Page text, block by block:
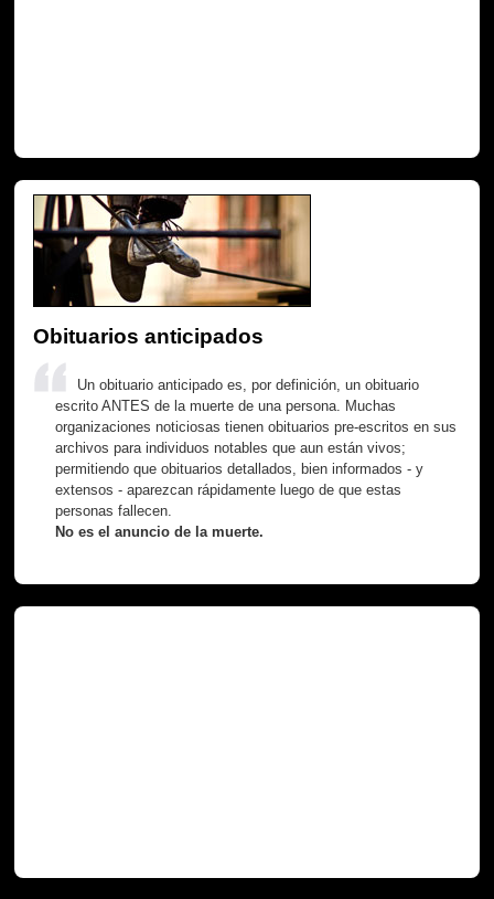
Obituarios anticipados
Un obituario anticipado es, por definición, un obituario
escrito ANTES de la muerte de una persona. Muchas
organizaciones noticiosas tienen obituarios pre-escritos en sus
archivos para individuos notables que aun están vivos;
permitiendo que obituarios detallados, bien informados - y
extensos - aparezcan rápidamente luego de que estas
personas fallecen.
No es el anuncio de la muerte.